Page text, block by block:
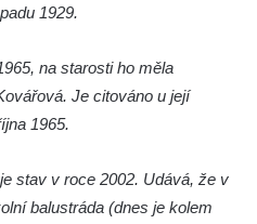
v Plané
Krista (Ecce
v Chodové
v Údlicích
Údlicích
1929.
na starosti ho měla
Je citováno u její
1965.
stav v roce 2002. Udává, že v
balustráda (dnes je kolem